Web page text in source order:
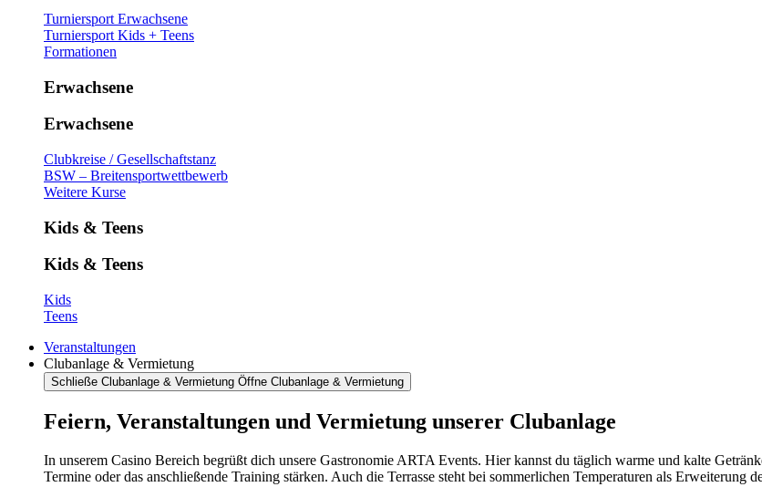
Turniersport Erwachsene
Turniersport Kids + Teens
Formationen
Erwachsene
Erwachsene
Clubkreise / Gesellschaftstanz
BSW – Breitensportwettbewerb
Weitere Kurse
Kids & Teens
Kids & Teens
Kids
Teens
Veranstaltungen
Clubanlage & Vermietung
Schließe Clubanlage & Vermietung Öffne Clubanlage & Vermietung
Feiern, Veranstaltungen und Vermietung unserer Clubanlage
In unserem Casino Bereich begrüßt dich unsere Gastronomie ARTA Events. Hier kannst du täglich warme und kalte
Termine oder das anschließende Training stärken. Auch die Terrasse steht bei sommerlichen Temperaturen als